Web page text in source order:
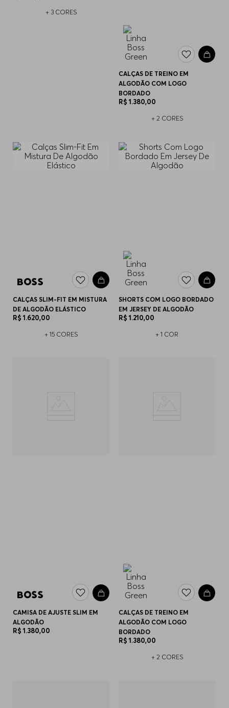
+ 3 CORES
CALÇAS DE TREINO EM
ALGODÃO COM LOGO
BORDADO
R$ 1.380,00
+ 2 CORES
CALÇAS SLIM-FIT EM MISTURA
DE ALGODÃO ELÁSTICO
R$ 1.620,00
+ 15 CORES
SHORTS COM LOGO BORDADO
EM JERSEY DE ALGODÃO
R$ 1.210,00
+ 1 COR
CAMISA DE AJUSTE SLIM EM
ALGODÃO
R$ 1.380,00
CALÇAS DE TREINO EM
ALGODÃO COM LOGO
BORDADO
R$ 1.380,00
+ 2 CORES